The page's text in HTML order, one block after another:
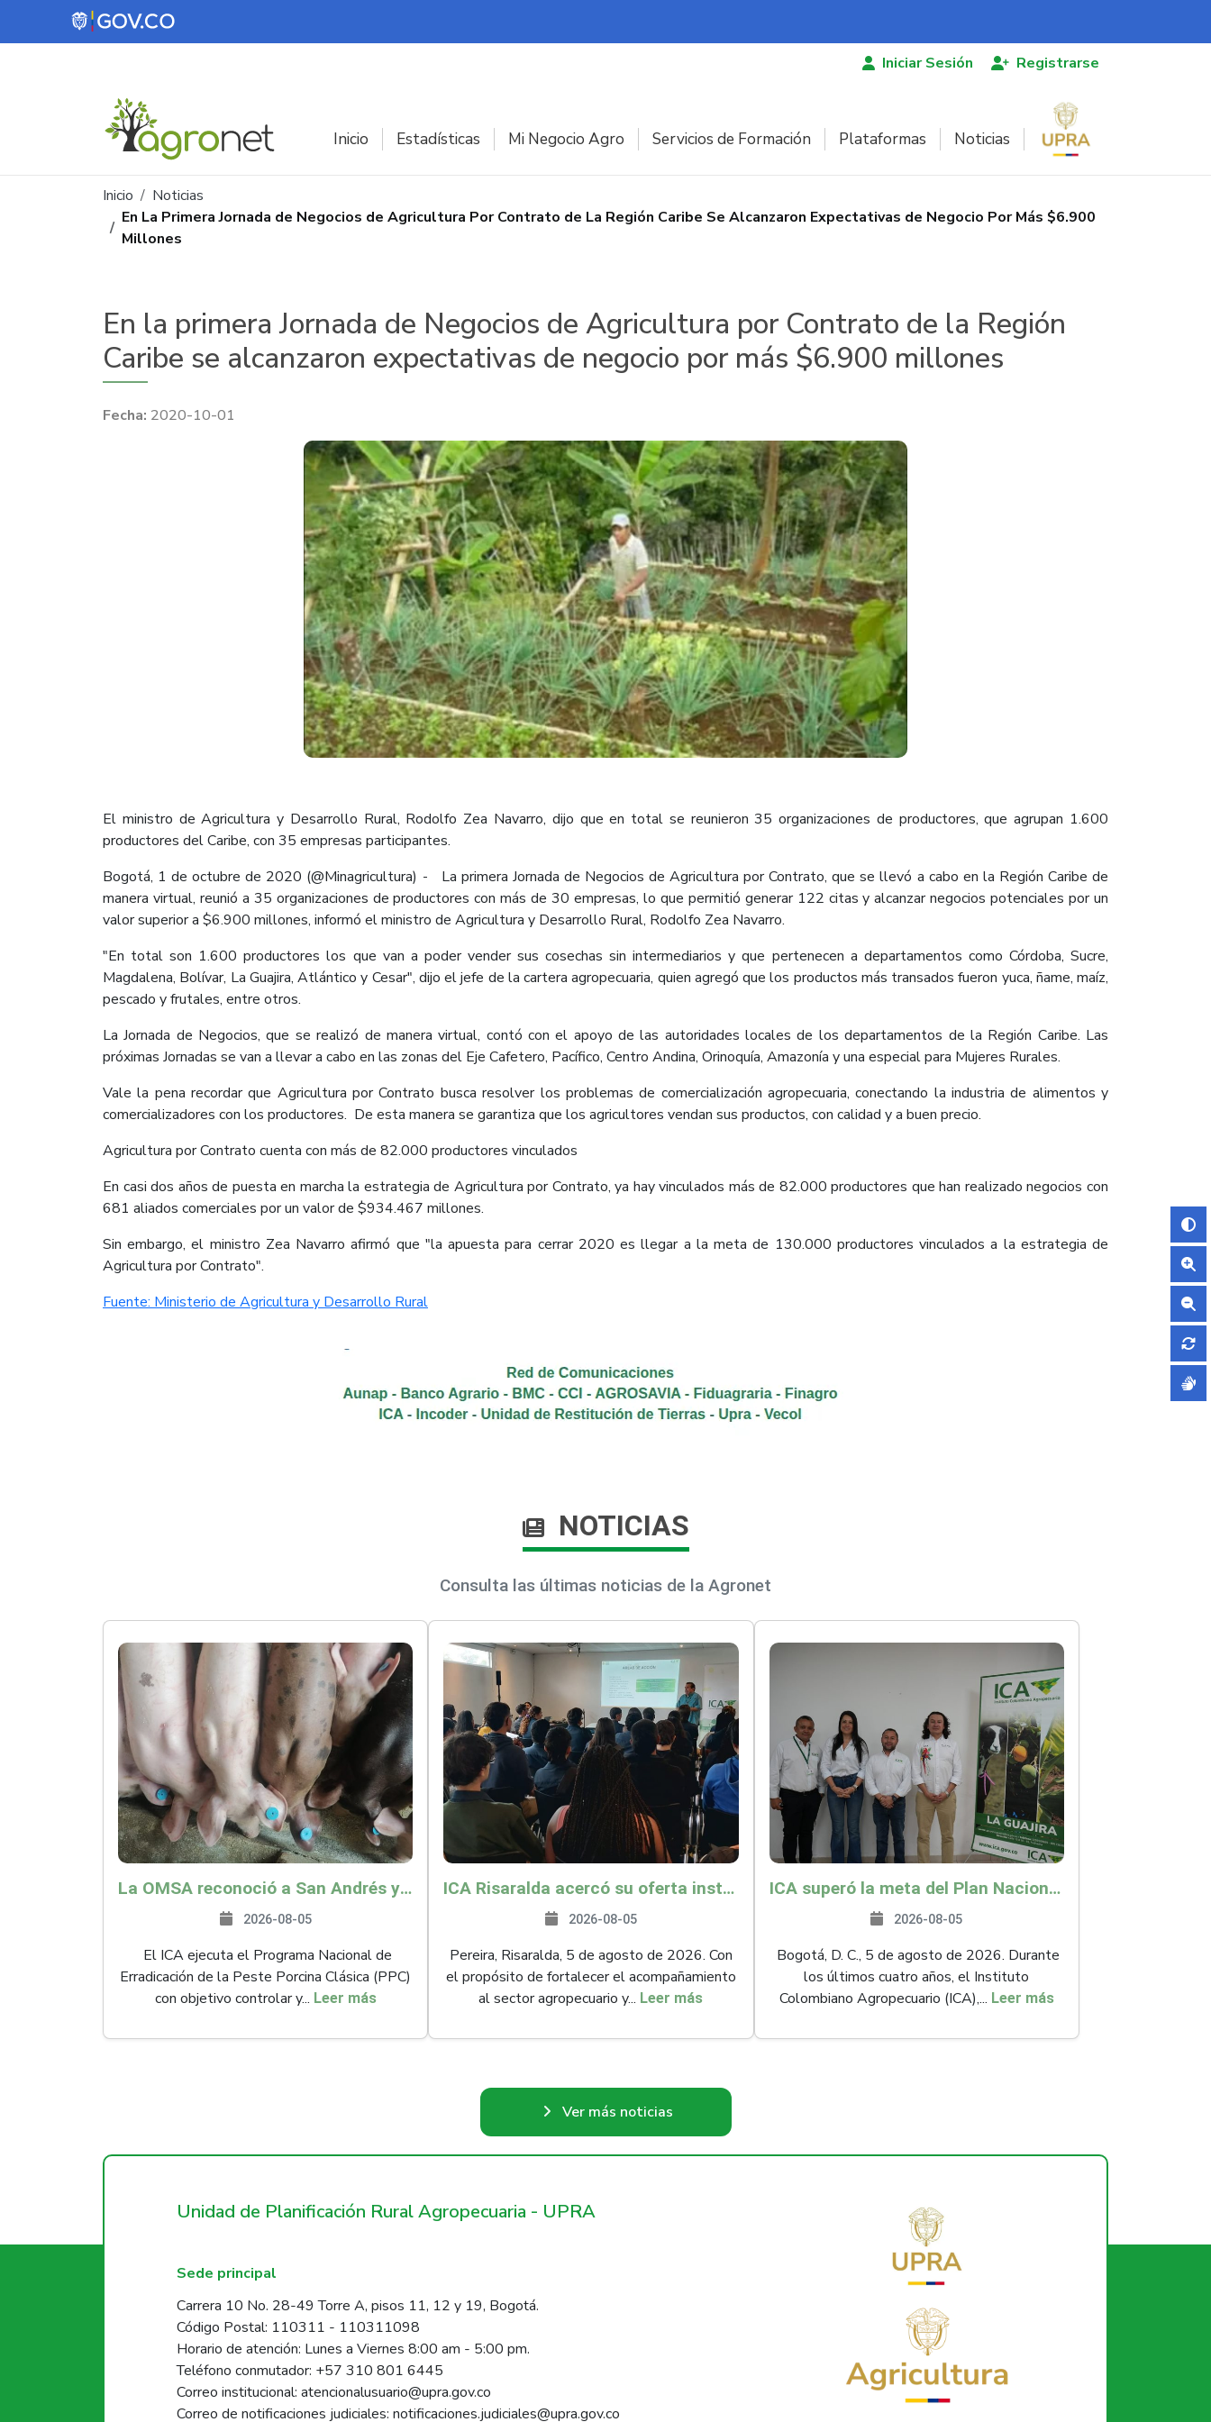
Pasar al contenido principal
Iniciar Sesión Registrarse
Inicio Estadísticas Mi Negocio Agro Servicios de Formación Plataformas Noticias
Ruta de navegación
Inicio
Noticias
En La Primera Jornada de Negocios de Agricultura Por Contrato de La Región Caribe Se Alcanzaron Expectativas de Negocio Por Más $6.900
Millones
En la primera Jornada de Negocios de Agricultura por Contrato de la Región
Caribe se alcanzaron expectativas de negocio por más $6.900 millones
2020-10-01
El ministro de Agricultura y Desarrollo Rural, Rodolfo Zea Navarro, dijo que en total se reunieron 35 organizaciones de productores, que agrupan 1.600
productores del Caribe, con 35 empresas participantes.
Bogotá, 1 de octubre de 2020 (@Minagricultura) - La primera Jornada de Negocios de Agricultura por Contrato, que se llevó a cabo en la Región Caribe de
manera virtual, reunió a 35 organizaciones de productores con más de 30 empresas, lo que permitió generar 122 citas y alcanzar negocios potenciales por un
valor superior a $6.900 millones, informó el ministro de Agricultura y Desarrollo Rural, Rodolfo Zea Navarro.
"En total son 1.600 productores los que van a poder vender sus cosechas sin intermediarios y que pertenecen a departamentos como Córdoba, Sucre,
Magdalena, Bolívar, La Guajira, Atlántico y Cesar", dijo el jefe de la cartera agropecuaria, quien agregó que los productos más transados fueron yuca, ñame, maíz,
pescado y frutales, entre otros.
La Jornada de Negocios, que se realizó de manera virtual, contó con el apoyo de las autoridades locales de los departamentos de la Región Caribe. Las
próximas Jornadas se van a llevar a cabo en las zonas del Eje Cafetero, Pacífico, Centro Andina, Orinoquía, Amazonía y una especial para Mujeres Rurales.
Vale la pena recordar que Agricultura por Contrato busca resolver los problemas de comercialización agropecuaria, conectando la industria de alimentos y
comercializadores con los productores. De esta manera se garantiza que los agricultores vendan sus productos, con calidad y a buen precio.
Agricultura por Contrato cuenta con más de 82.000 productores vinculados
En casi dos años de puesta en marcha la estrategia de Agricultura por Contrato, ya hay vinculados más de 82.000 productores que han realizado negocios con
681 aliados comerciales por un valor de $934.467 millones.
Sin embargo, el ministro Zea Navarro afirmó que "la apuesta para cerrar 2020 es llegar a la meta de 130.000 productores vinculados a la estrategia de
Agricultura por Contrato".
Fuente: Ministerio de Agricultura y Desarrollo Rural
NOTICIAS
Consulta las últimas noticias de la Agronet
La OMSA reconoció a San Andrés y Providencia como zona libre de Peste Porcina Clásica (PPC)
2026-08-05
El ICA ejecuta el Programa Nacional de
Erradicación de la Peste Porcina Clásica (PPC)
con objetivo controlar y... Leer más
ICA Risaralda acercó su oferta institucional a productores y emprendedores en Expocamello
2026-08-05
Pereira, Risaralda, 5 de agosto de 2026. Con
el propósito de fortalecer el acompañamiento
al sector agropecuario y... Leer más
ICA superó la meta del Plan Nacional de Desarrollo y abrió 61 mercados internacionales
2026-08-05
Bogotá, D. C., 5 de agosto de 2026. Durante
los últimos cuatro años, el Instituto
Colombiano Agropecuario (ICA),... Leer más
Ver más noticias
Unidad de Planificación Rural Agropecuaria - UPRA
Sede principal
Carrera 10 No. 28-49 Torre A, pisos 11, 12 y 19, Bogotá.
Código Postal: 110311 - 110311098
Horario de atención: Lunes a Viernes 8:00 am - 5:00 pm.
Teléfono conmutador: +57 310 801 6445
Correo institucional: atencionalusuario@upra.gov.co
Correo de notificaciones judiciales: notificaciones.judiciales@upra.gov.co